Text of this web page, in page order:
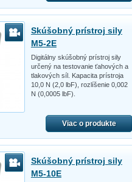
Skúšobný prístroj sily
M5-2E
Digitálny skúšobný prístroj sily
určený na testovanie ťahových a
tlakových síl. Kapacita prístroja
10,0 N (2,0 lbF), rozlíšenie 0,002
N (0,0005 lbF).
Viac o produkte
Skúšobný prístroj sily
M5-10E